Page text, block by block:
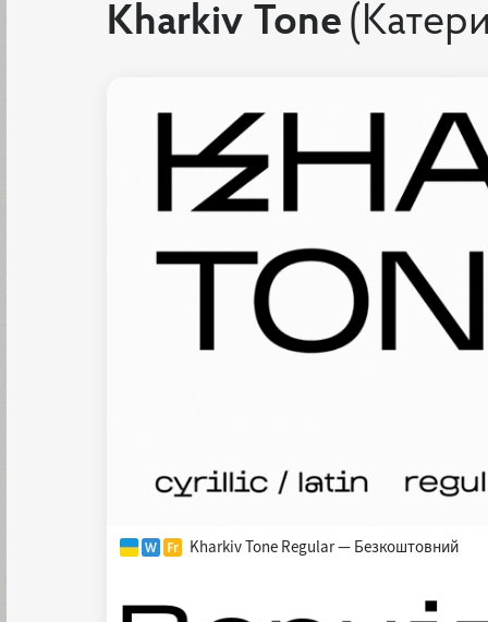
Kharkiv Tone
Kharkiv Tone Regular — Безкоштовний